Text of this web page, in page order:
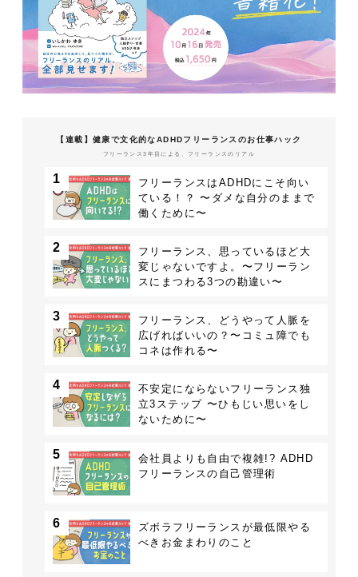
【連載】健康で文化的なADHDフリーランスのお仕事ハック
フリーランス3年目による、フリーランスのリアル
1
フリーランスはADHDにこそ向い
ている！？ 〜ダメな自分のままで
働くために〜
2
フリーランス、思っているほど大
変じゃないですよ。〜フリーラン
スにまつわる3つの勘違い〜
3
フリーランス、どうやって人脈を
広げればいいの？〜コミュ障でも
コネは作れる〜
4
不安定にならないフリーランス独
立3ステップ 〜ひもじい思いをし
ないために〜
5
会社員よりも自由で複雑!? ADHD
フリーランスの自己管理術
6
ズボラフリーランスが最低限やる
べきお金まわりのこと